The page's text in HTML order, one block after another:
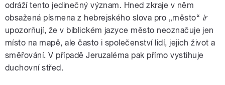
odráží tento jedinečný význam. Hned zkraje v něm
obsažená písmena z hebrejského slova pro „město“ ir
upozorňují, že v biblickém jazyce město neoznačuje jen
místo na mapě, ale často i společenství lidí, jejich život a
směřování. V případě Jeruzaléma pak přímo vystihuje
duchovní střed.